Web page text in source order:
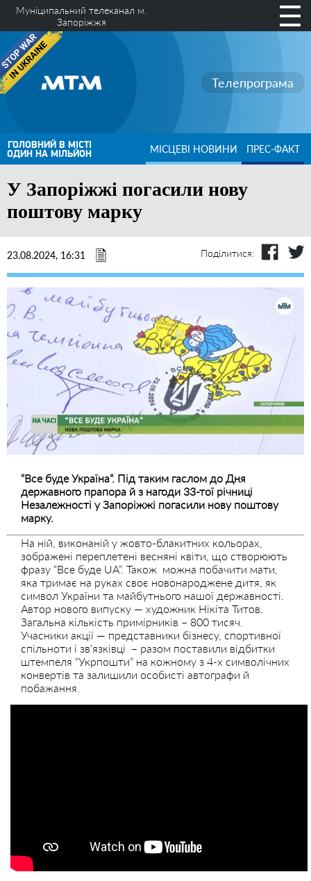
Муніципальний телеканал м.
Запоріжжя
Телепрограма
ГОЛОВНИЙ В МІСТІ
ОДИН НА МІЛЬЙОН МІСЦЕВІ НОВИНИ ПРЕС-ФАКТ
У Запоріжжі погасили нову
поштову марку
23.08.2024, 16:31 Поділитися:
“Все буде Україна”. Під таким гаслом до Дня
державного прапора й з нагоди 33-тої річниці
Незалежності у Запоріжжі погасили нову поштову
марку.
На ній, виконаній у жовто-блакитних кольорах,
зображені переплетені весняні квіти, що створюють
фразу “Все буде UA”. Також можна побачити мати,
яка тримає на руках своє новонароджене дитя, як
символ України та майбутнього нашої державності.
Автор нового випуску — художник Нікіта Титов.
Загальна кількість примірників – 800 тисяч.
Учасники акції — представники бізнесу, спортивної
спільноти і зв’язківці – разом поставили відбитки
штемпеля “Укрпошти” на кожному з 4-х символічних
конвертів та залишили особисті автографи й
побажання.